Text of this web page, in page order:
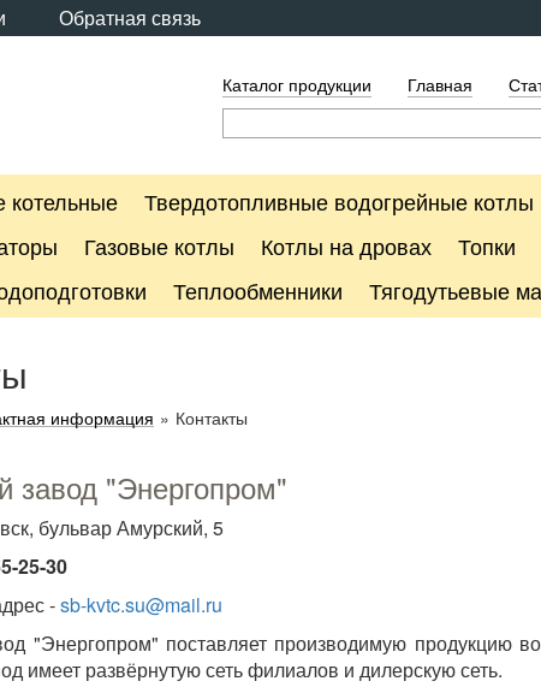
Обратная связь
Каталог продукции Главная
Твердотопливные водогрейные котлы
Газовые котлы Котлы на дровах Топки
Теплообменники Тягодутьевые
информация » Контакты
завод "Энергопром"
бульвар Амурский, 5
25-30
-sb-kvtc.su@mail.ru
"Энергопром" поставляет производимую продукцию
имеет развёрнутую сеть филиалов и дилерскую сеть.